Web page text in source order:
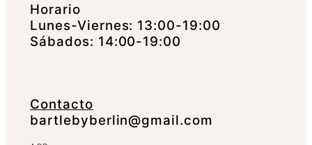
Horario
Lunes-Viernes: 13:00-19:00
Sábados: 14:00-19:00
Contacto
bartlebyberlin@gmail.com